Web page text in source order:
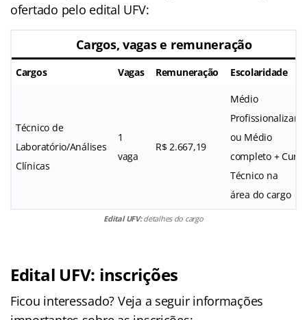
ofertado pelo edital UFV:
Cargos, vagas e remuneração
Cargos Vagas Remuneração Escolaridade
Técnico de
Laboratório/Análises
Clínicas
1
vaga
R$ 2.667,19
Médio
ou Médio
completo + Curso
Técnico na
área do cargo
Edital UFV:detalhes do cargo
Edital UFV: inscrições
Ficou interessado? Veja a seguir informações